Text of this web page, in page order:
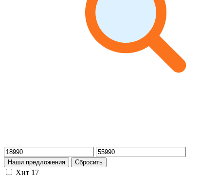
Наши предложения Сбросить
Хит 17